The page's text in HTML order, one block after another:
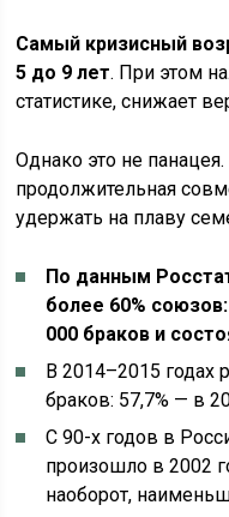
Самый кризисный
5 до 9 лет. При этом
статистике, снижает
Однако это не
продолжительная
удержать на плаву
По данным
более 60%
000 браков и
В 2014–2015 годах
браков: 57,7% — в
С 90-х годов в
произошло в 2002
наоборот,